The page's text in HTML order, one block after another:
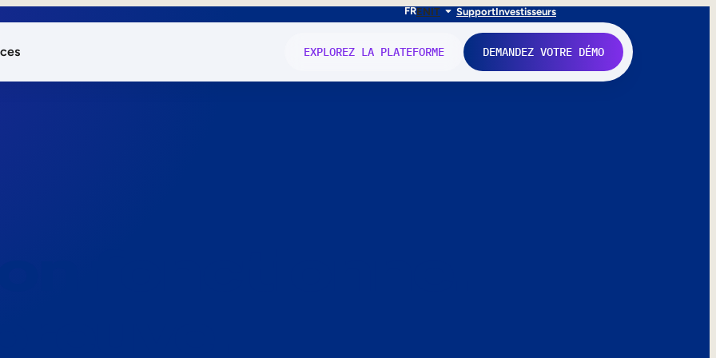
FRENIT SupportInvestisseurs
EXPLOREZ LA PLATEFORME DEMANDEZ VOTRE DÉMO